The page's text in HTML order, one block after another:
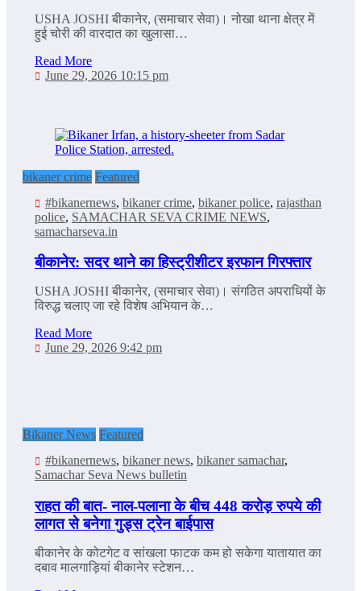
USHA JOSHI बीकानेर, (समाचार सेवा)। नोखा थाना क्षेत्र में
हुई चोरी की वारदात का खुलासा…
Read More
June 29, 2026 10:15 pm
bikaner crime Featured
#bikanernews, bikaner crime, bikaner police, rajasthan
police, SAMACHAR SEVA CRIME NEWS,
samacharseva.in
बीकानेर: सदर थाने का हिस्ट्रीशीटर इरफान गिरफ्तार
USHA JOSHI बीकानेर, (समाचार सेवा)। संगठित अपराधियों के
विरुद्ध चलाए जा रहे विशेष अभियान के…
Read More
June 29, 2026 9:42 pm
Bikaner News Featured
#bikanernews, bikaner news, bikaner samachar,
Samachar Seva News bulletin
राहत की बात- नाल-पलाना के बीच 448 करोड़ रुपये की
लागत से बनेगा गुड्स ट्रेन बाईपास
बीकानेर के कोटगेट व सांखला फाटक कम हो सकेगा यातायात का
दबाव मालगाड़ियां बीकानेर स्टेशन…